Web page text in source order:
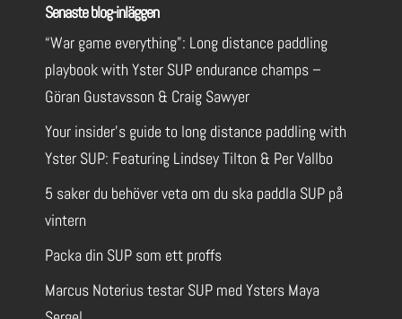
Senaste blog-inläggen
“War game everything”: Long distance paddling
playbook with Yster SUP endurance champs –
Göran Gustavsson & Craig Sawyer
Your insider’s guide to long distance paddling with
Yster SUP: Featuring Lindsey Tilton & Per Vallbo
5 saker du behöver veta om du ska paddla SUP på
vintern
Packa din SUP som ett proffs
Marcus Noterius testar SUP med Ysters Maya